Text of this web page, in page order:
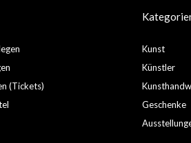
(Tickets)
Kunst
Künstler
Geschenke